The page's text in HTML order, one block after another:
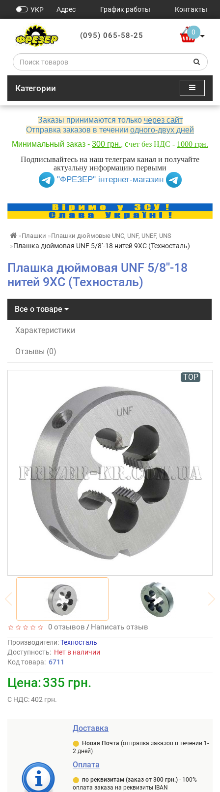
УКР Адрес График работы Контакты
Категории
(095) 065-58-25 0
Заказы принимаются только через сайт
Отправка заказов в течении одного-двух дней
Минимальный заказ - 300 грн., счет без НДС - 1000 грн.
Подписывайтесь на наш телеграм канал и получайте
актуальну информацию первыми
"ФРЕЗЕР" інтернет-магазин
Плашки Плашки дюймовые UNC, UNF, UNEF, UNS
Плашка дюймовая UNF 5/8''-18 нитей 9ХС (Техносталь)
Плашка дюймовая UNF 5/8''-18
нитей 9ХС (Техносталь)
Все о товаре
Характеристики
Отзывы (0)
TOP
0 отзывов / Написать отзыв
Производители:Техносталь
Доступность: Нет в наличии
Код товара: 6711
Цена:335 грн.
С НДС: 402 грн.
Доставка
⬤ Новая Почта (отправка заказов в течении 1-
2 дней)
Оплата
⬤ по реквизитам (заказ от 300 грн.) - 100%
оплата заказа на реквизиты IBAN